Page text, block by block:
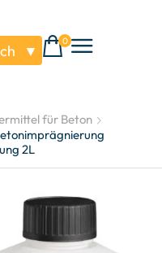
▼
0
für Beton
2L